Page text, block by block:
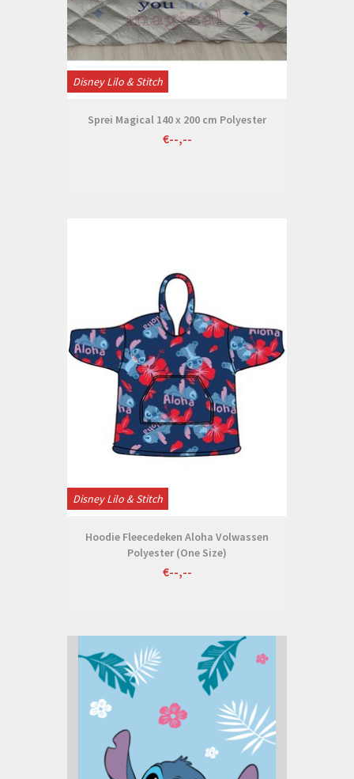
Disney Lilo & Stitch
Sprei Magical 140 x 200 cm Polyester
€--,--
Disney Lilo & Stitch
Hoodie Fleecedeken Aloha Volwassen
Polyester (One Size)
€--,--